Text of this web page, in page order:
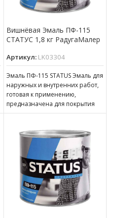
Вишнёвая Эмаль ПФ-115
СТАТУС 1,8 кг РадугаМалер
Артикул: LK03304
Эмаль ПФ-115 STATUS Эмаль для
наружных и внутренних работ,
готовая к применению,
предназначена для покрытия
металлических, деревянных,